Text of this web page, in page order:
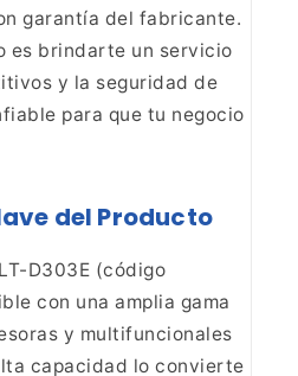
garantía del fabricante.
es brindarte un servicio
y la seguridad de
para que tu negocio
del Producto
D303E (código
con una amplia gama
y multifuncionales
capacidad lo convierte